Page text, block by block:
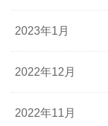
2023年1月
2022年12月
2022年11月